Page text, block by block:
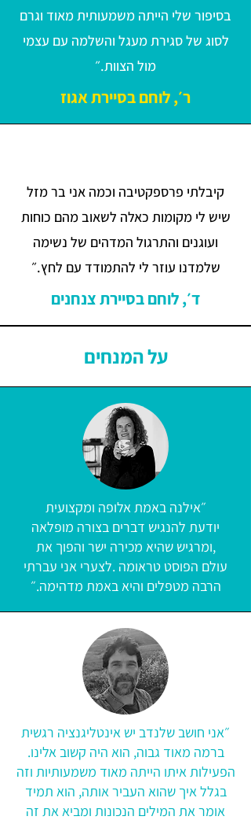
בסיפור שלי הייתה משמעותית מאוד וגרם
לסוג של סגירת מעגל והשלמה עם עצמי
מול הצוות.״
ר׳, לוחם בסיירת אגוז
קיבלתי פרספקטיבה וכמה אני בר מזל
שיש לי מקומות כאלה לשאוב מהם כוחות
ועוגנים והתרגול המדהים של נשימה
שלמדנו עוזר לי להתמודד עם לחץ.״
ד׳, לוחם בסיירת צנחנים
על המנחים
״אילנה באמת אלופה ומקצועית
יודעת להנגיש דברים בצורה מופלאה
,ומרגיש שהיא מכירה ישר והפוך את
עולם הפוסט טראומה .לצערי אני עברתי
הרבה מטפלים והיא באמת מדהימה.״
״אני חושב שלנדב יש אינטליגנציה רגשית
ברמה מאוד גבוה, הוא היה קשוב אלינו.
הפעילות איתו הייתה מאוד משמעותיות וזה
בגלל איך שהוא העביר אותה, הוא תמיד
אומר את המילים הנכונות ומביא את זה